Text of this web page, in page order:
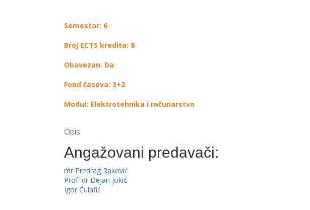
Semestar: 6
Broj ECTS kredita: 8
Obavezan: Da
Fond časova: 3+2
Modul: Elektrotehnika i računarstvo
Opis
Angažovani predavači:
mr Predrag Raković
Prof. dr Dejan Jokić
Igor Ćulafić